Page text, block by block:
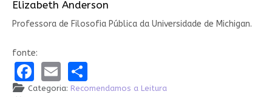
Elizabeth Anderson
Professora de Filosofia Pública da Universidade de Michigan.
fonte:
Facebook
EmailShare
Categoria: Recomendamos a Leitura